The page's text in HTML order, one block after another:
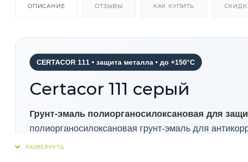
ОПИСАНИЕ ОТЗЫВЫ КАК КУПИТЬ
CERTACOR 111 • защита металла • до +150°C
Certacor 111 серый
Грунт-эмаль полиорганосилоксановая для
полиорганосилоксановая грунт-эмаль для
атмосфере. Материал применяется в системе